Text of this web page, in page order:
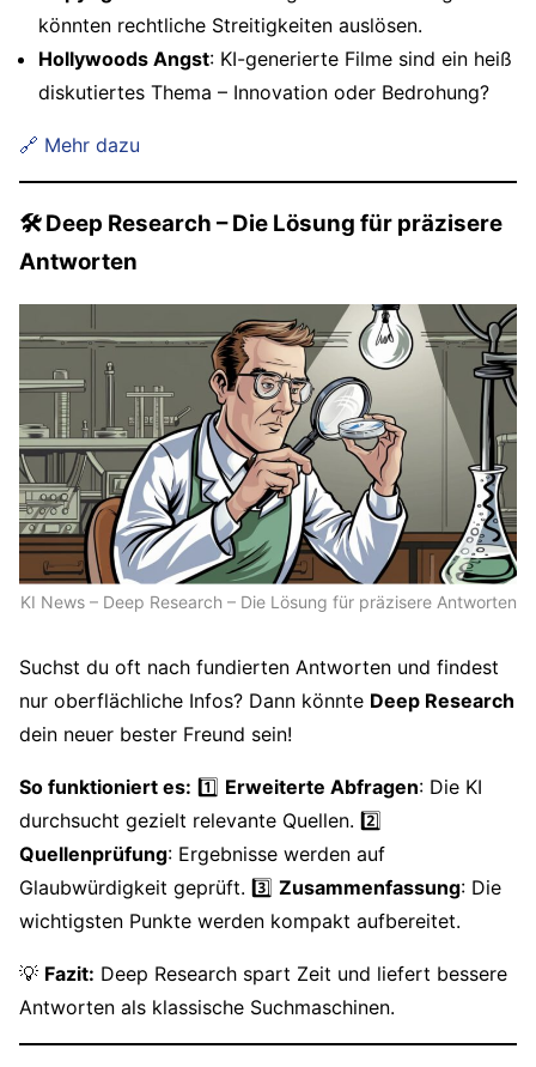
könnten rechtliche Streitigkeiten auslösen.
Hollywoods Angst: KI-generierte Filme sind ein heiß
diskutiertes Thema – Innovation oder Bedrohung?
🔗 Mehr dazu
🛠 Deep Research – Die Lösung für präzisere
Antworten
KI News – Deep Research – Die Lösung für präzisere Antworten
Suchst du oft nach fundierten Antworten und findest
nur oberflächliche Infos? Dann könnte Deep Research
dein neuer bester Freund sein!
So funktioniert es: 1️⃣ Erweiterte Abfragen: Die KI
durchsucht gezielt relevante Quellen. 2️⃣
Quellenprüfung: Ergebnisse werden auf
Glaubwürdigkeit geprüft. 3️⃣ Zusammenfassung: Die
wichtigsten Punkte werden kompakt aufbereitet.
💡 Fazit: Deep Research spart Zeit und liefert bessere
Antworten als klassische Suchmaschinen.